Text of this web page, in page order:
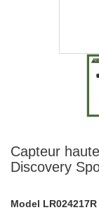
Capteur
Discovery
Model LR024217R